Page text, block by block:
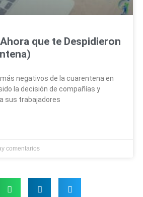
que te Despidieron
negativos de la cuarentena en
la decisión de compañías y
sus trabajadores
comentarios